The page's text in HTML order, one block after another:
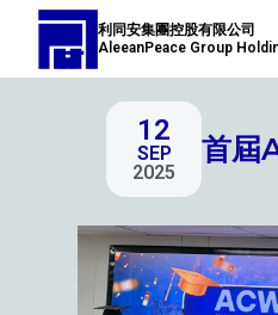
利同安集團控股有限公司
AleeanPeace Group
12
SEP
2025
首屆
Post
navigation